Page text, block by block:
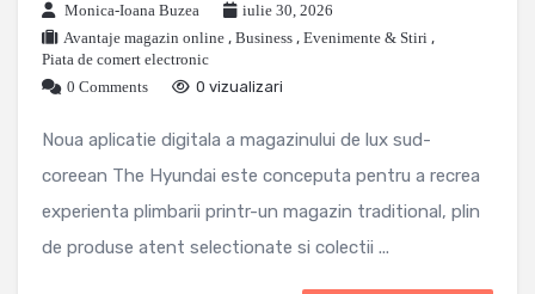
Monica-Ioana Buzea
iulie 30, 2026
Avantaje magazin online , Business , Evenimente & Stiri ,
Piata de comert electronic
0 Comments
0 vizualizari
Noua aplicatie digitala a magazinului de lux sud-
coreean The Hyundai este conceputa pentru a recrea
experienta plimbarii printr-un magazin traditional, plin
de produse atent selectionate si colectii ...